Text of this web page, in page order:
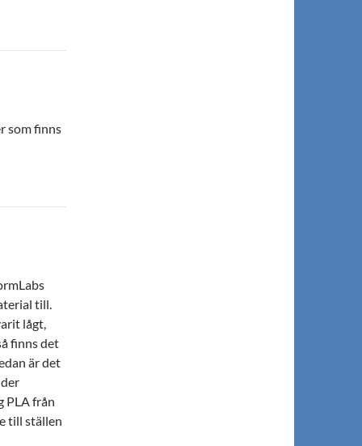
som finns
till.
lågt,
finns det
är det
PLA från
till ställen